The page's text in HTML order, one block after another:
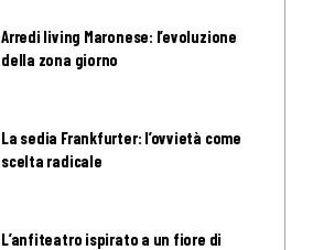
Arredi living Maronese: l’evoluzione
della zona giorno
La sedia Frankfurter: l’ovvietà come
scelta radicale
L’anfiteatro ispirato a un fiore di